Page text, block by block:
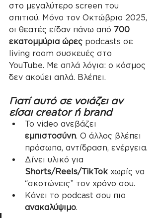
στο μεγαλύτερο screen του
σπιτιού. Μόνο τον Οκτώβριο 2025,
οι θεατές είδαν πάνω από 700
εκατομμύρια ώρες podcasts σε
living room συσκευές στο
YouTube. Με απλά λόγια: ο κόσμος
δεν ακούει απλά. Βλέπει.
Γιατί αυτό σε νοιάζει αν
είσαι creator ή brand
Το video ανεβάζει
εμπιστοσύνη. Ο άλλος βλέπει
πρόσωπα, αντίδραση, ενέργεια.
Δίνει υλικό για
Shorts/Reels/TikTok χωρίς να
“σκοτώνεις” τον χρόνο σου.
Κάνει το podcast σου πιο
ανακαλύψιμο.